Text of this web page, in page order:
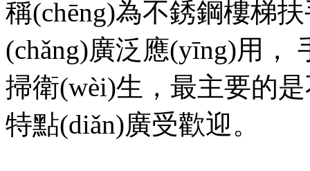
稱(chēng)為不銹鋼樓梯扶
(chǎng)廣泛應(yīng)用，
掃衛(wèi)生，最主要的
特點(diǎn)廣受歡迎。